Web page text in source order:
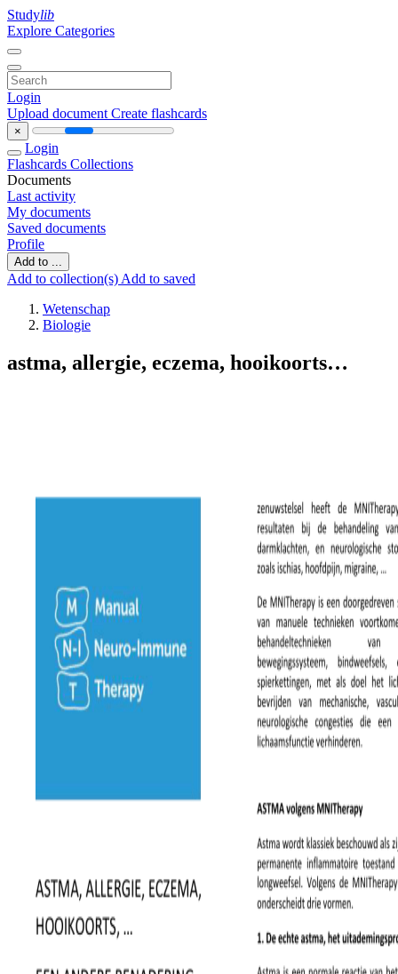
Studylib
Explore Categories
Login
Upload document Create flashcards
×
Login
Flashcards Collections
Documents
Last activity
My documents
Saved documents
Profile
Add to ...
Add to collection(s) Add to saved
Wetenschap
Biologie
astma, allergie, eczema, hooikoorts…